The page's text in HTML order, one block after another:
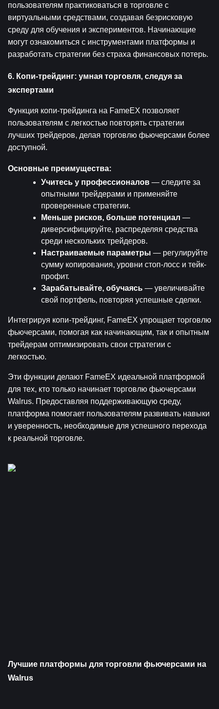
пользователям практиковаться в торговле с
виртуальными средствами, создавая безрисковую
среду для обучения и экспериментов. Начинающие
могут ознакомиться с инструментами платформы и
разработать стратегии без страха финансовых потерь.
6. Копи-трейдинг: умная торговля, следуя за
экспертами
Функция копи-трейдинга на FameEX позволяет
пользователям с легкостью повторять стратегии
лучших трейдеров, делая торговлю фьючерсами более
доступной.
Основные преимущества:
Учитесь у профессионалов — следите за
опытными трейдерами и применяйте
проверенные стратегии.
Меньше рисков, больше потенциал —
диверсифицируйте, распределяя средства
среди нескольких трейдеров.
Настраиваемые параметры — регулируйте
сумму копирования, уровни стоп-лосс и тейк-
профит.
Зарабатывайте, обучаясь — увеличивайте
свой портфель, повторяя успешные сделки.
Интегрируя копи-трейдинг, FameEX упрощает торговлю
фьючерсами, помогая как начинающим, так и опытным
трейдерам оптимизировать свои стратегии с
легкостью.
Эти функции делают FameEX идеальной платформой
для тех, кто только начинает торговлю фьючерсами
Walrus. Предоставляя поддерживающую среду,
платформа помогает пользователям развивать навыки
и уверенность, необходимые для успешного перехода
к реальной торговле.
Лучшие платформы для торговли фьючерсами на
Walrus